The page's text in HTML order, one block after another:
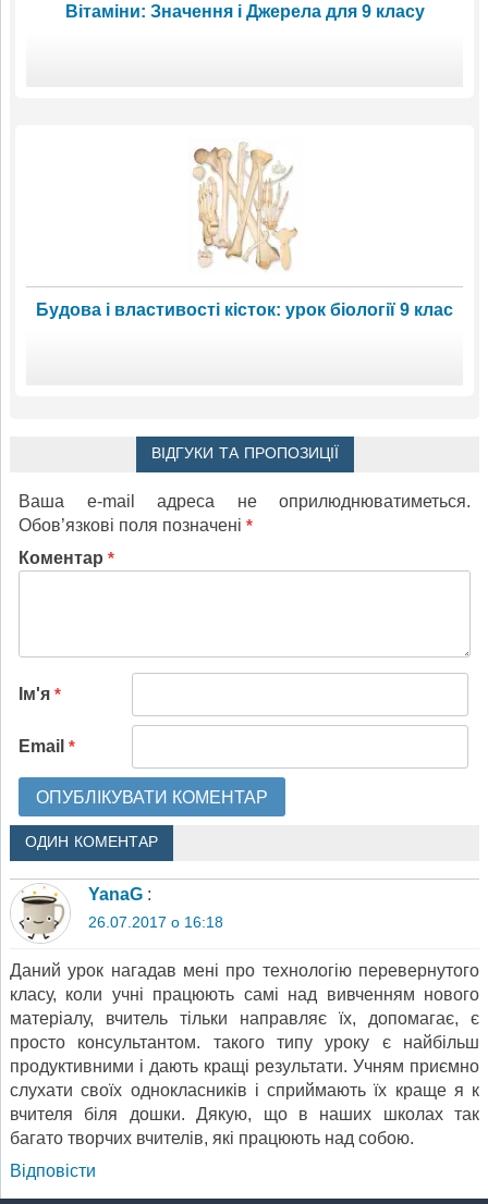
Вітаміни: Значення і Джерела для 9 класу
Будова і властивості кісток: урок біології 9 клас
ВІДГУКИ ТА ПРОПОЗИЦІЇ
Ваша e-mail адреса не оприлюднюватиметься.
Обов’язкові поля позначені *
Коментар *
Ім'я *
Email *
ОДИН КОМЕНТАР
YanaG :
26.07.2017 о 16:18
Даний урок нагадав мені про технологію перевернутого
класу, коли учні працюють самі над вивченням нового
матеріалу, вчитель тільки направляє їх, допомагає, є
просто консультантом. такого типу уроку є найбільш
продуктивними і дають кращі результати. Учням приємно
слухати своїх однокласників і сприймають їх краще я к
вчителя біля дошки. Дякую, що в наших школах так
багато творчих вчителів, які працюють над собою.
Відповіcти